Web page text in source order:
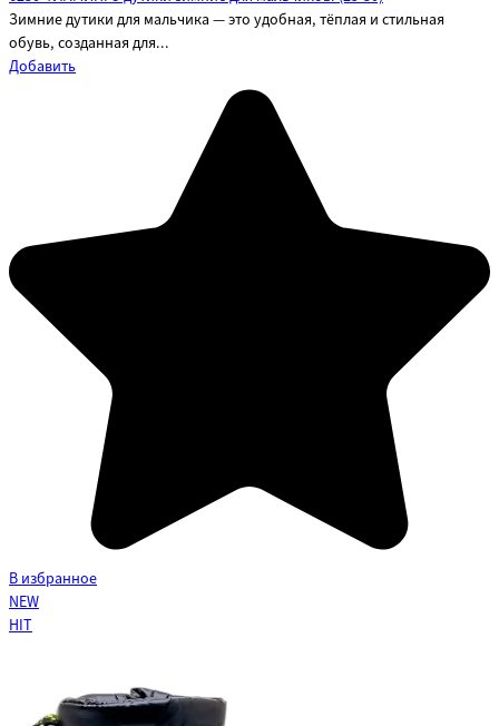
Зимние дутики для мальчика — это удобная, тёплая и стильная
обувь, созданная для...
Добавить
В избранное
NEW
HIT